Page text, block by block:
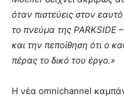
όταν πιστεύεις στον
το πνεύμα της PARKSIDE
και την πεποίθηση ότι ο
πέρας το δικό του έργο.»
Η νέα omnichannel